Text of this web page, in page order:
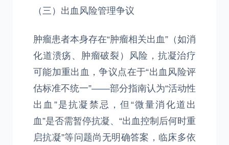
（三）出血风险管理争议
肿瘤患者本身存在“肿瘤相关出血”（如消
化道溃疡、肿瘤破裂）风险，抗凝治疗
可能加重出血，争议点在于“出血风险评
估标准不统一”——部分指南认为“活动性
出血”是抗凝禁忌，但“微量消化道出
血”是否需暂停抗凝、“出血控制后何时重
启抗凝”等问题尚无明确答案，临床多依